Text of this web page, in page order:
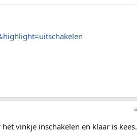
vinkje inschakelen en klaar is kees.